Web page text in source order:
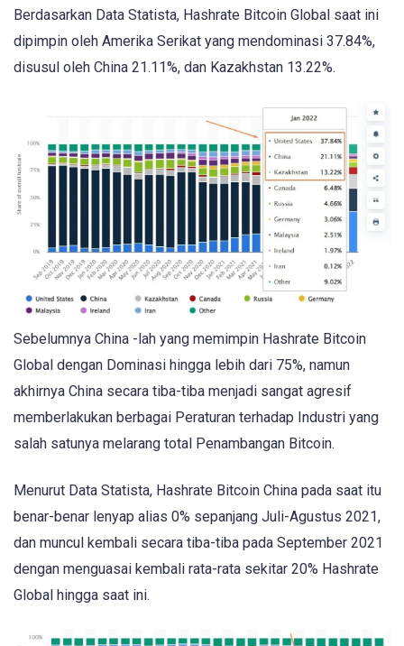
Berdasarkan Data Statista, Hashrate Bitcoin Global saat ini
dipimpin oleh Amerika Serikat yang mendominasi 37.84%,
disusul oleh China 21.11%, dan Kazakhstan 13.22%.
Sebelumnya China -lah yang memimpin Hashrate Bitcoin
Global dengan Dominasi hingga lebih dari 75%, namun
akhirnya China secara tiba-tiba menjadi sangat agresif
memberlakukan berbagai Peraturan terhadap Industri yang
salah satunya melarang total Penambangan Bitcoin.
Menurut Data Statista, Hashrate Bitcoin China pada saat itu
benar-benar lenyap alias 0% sepanjang Juli-Agustus 2021,
dan muncul kembali secara tiba-tiba pada September 2021
dengan menguasai kembali rata-rata sekitar 20% Hashrate
Global hingga saat ini.